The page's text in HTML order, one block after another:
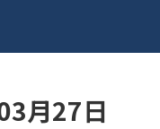
月27日